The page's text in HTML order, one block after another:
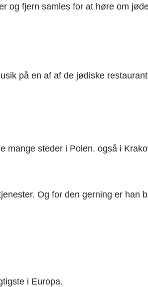
og fjern samles for at høre om
på en af af de jødiske
steder i Polen. også i
Og for den gerning er han
i Europa.